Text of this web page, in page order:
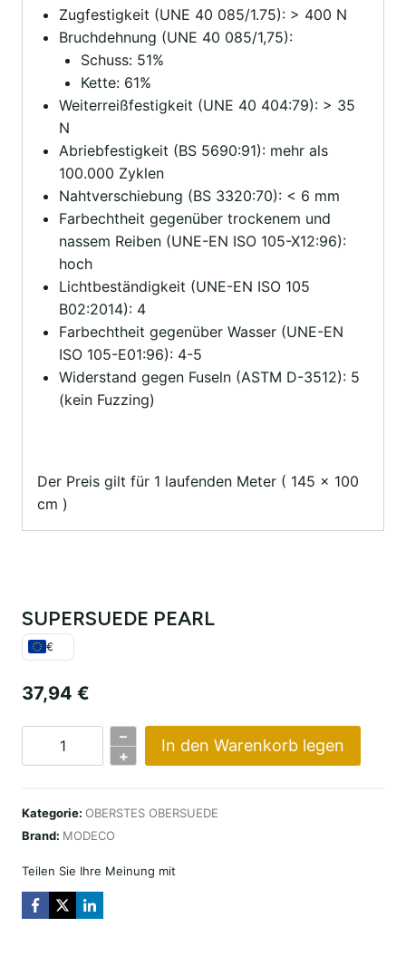
Zugfestigkeit (UNE 40 085/1.75): > 400 N
Bruchdehnung (UNE 40 085/1,75):
Schuss: 51%
Kette: 61%
Weiterreißfestigkeit (UNE 40 404:79): > 35
N
Abriebfestigkeit (BS 5690:91): mehr als
100.000 Zyklen
Nahtverschiebung (BS 3320:70): < 6 mm
Farbechtheit gegenüber trockenem und
nassem Reiben (UNE-EN ISO 105-X12:96):
hoch
Lichtbeständigkeit (UNE-EN ISO 105
B02:2014): 4
Farbechtheit gegenüber Wasser (UNE-EN
ISO 105-E01:96): 4-5
Widerstand gegen Fuseln (ASTM D-3512): 5
(kein Fuzzing)
Der Preis gilt für 1 laufenden Meter ( 145 x 100
cm )
SUPERSUEDE PEARL
€
37,94 €
SUPERSUEDE
–
+
In den Warenkorb legen
Kategorie: OBERSTES OBERSUEDE
Brand: MODECO
Teilen Sie Ihre Meinung mit